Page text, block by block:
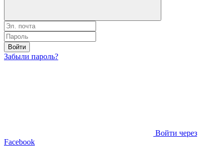
Войти
Забыли пароль?
Войти через
Facebook